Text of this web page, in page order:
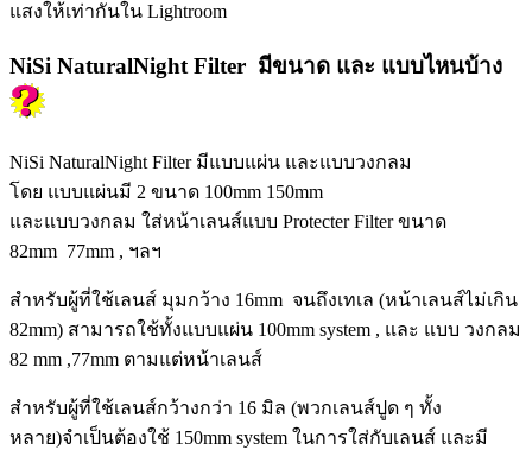
แสงให้เท่ากันใน Lightroom
NiSi NaturalNight Filter มีขนาด และ แบบไหนบ้าง
NiSi NaturalNight Filter มีแบบแผ่น และแบบวงกลม
โดย แบบแผ่นมี 2 ขนาด 100mm 150mm
และแบบวงกลม ใส่หน้าเลนส์แบบ Protecter Filter ขนาด
82mm 77mm , ฯลฯ
สำหรับผู้ที่ใช้เลนส์ มุมกว้าง 16mm จนถึงเทเล (หน้าเลนส์ไม่เกิน
82mm) สามารถใช้ทั้งแบบแผ่น 100mm system , และ แบบ วงกลม
82 mm ,77mm ตามแต่หน้าเลนส์
สำหรับผู้ที่ใช้เลนส์กว้างกว่า 16 มิล (พวกเลนส์ปูด ๆ ทั้ง
หลาย)จำเป็นต้องใช้ 150mm system ในการใส่กับเลนส์ และมี